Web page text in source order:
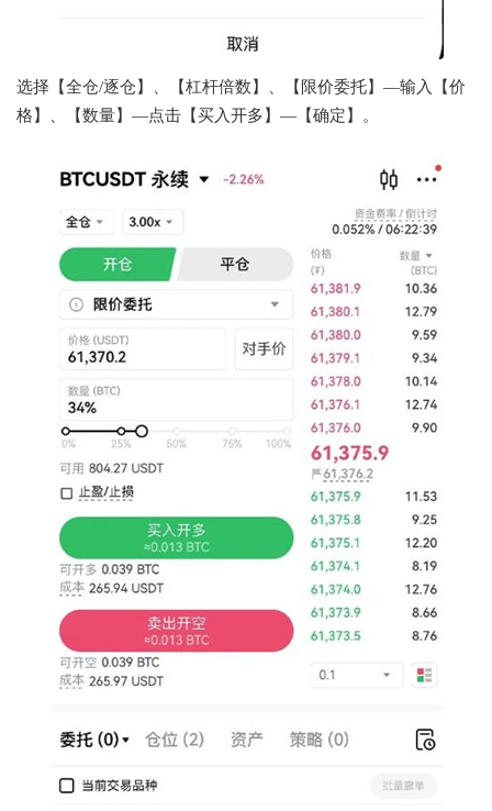
选择【全仓/逐仓】、【杠杆倍数】、【限价委托】—输入【价
格】、【数量】—点击【买入开多】—【确定】。